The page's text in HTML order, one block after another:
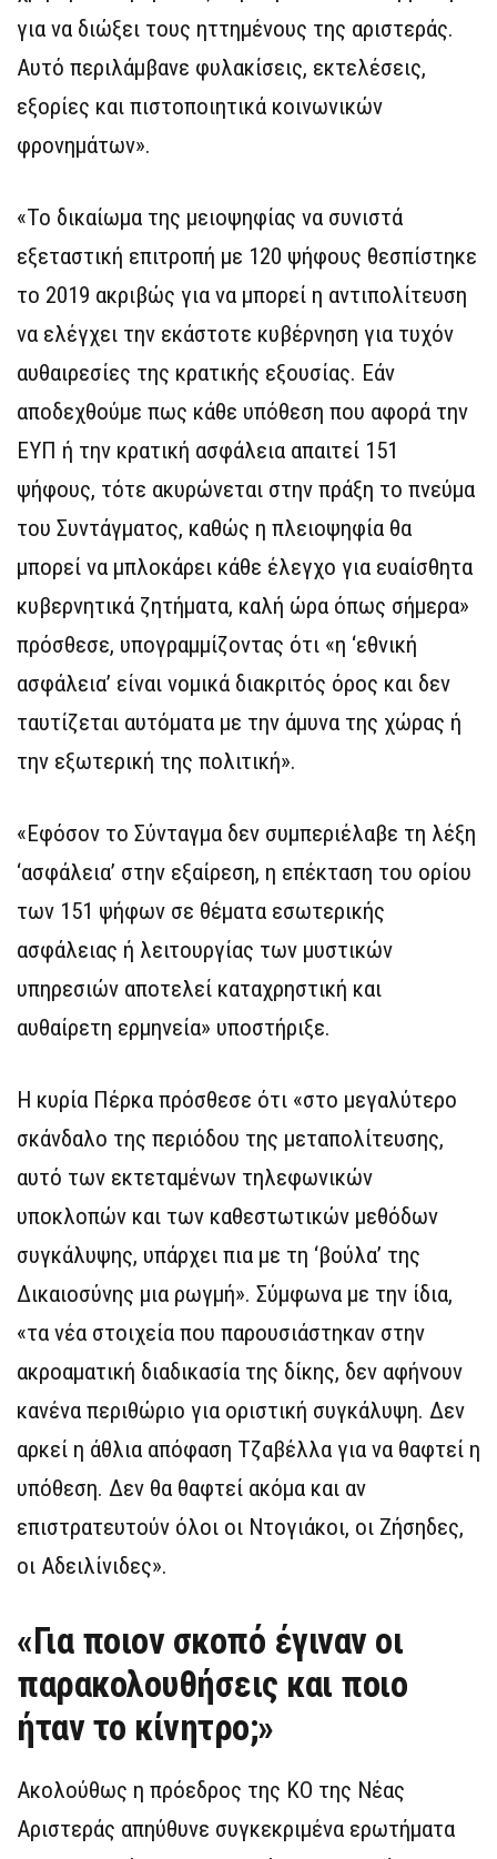
για να διώξει τους ηττημένους της αριστεράς.
Αυτό περιλάμβανε φυλακίσεις, εκτελέσεις,
εξορίες και πιστοποιητικά κοινωνικών
φρονημάτων».
«Το δικαίωμα της μειοψηφίας να συνιστά
εξεταστική επιτροπή με 120 ψήφους θεσπίστηκε
το 2019 ακριβώς για να μπορεί η αντιπολίτευση
να ελέγχει την εκάστοτε κυβέρνηση για τυχόν
αυθαιρεσίες της κρατικής εξουσίας. Εάν
αποδεχθούμε πως κάθε υπόθεση που αφορά την
ΕΥΠ ή την κρατική ασφάλεια απαιτεί 151
ψήφους, τότε ακυρώνεται στην πράξη το πνεύμα
του Συντάγματος, καθώς η πλειοψηφία θα
μπορεί να μπλοκάρει κάθε έλεγχο για ευαίσθητα
κυβερνητικά ζητήματα, καλή ώρα όπως σήμερα»
πρόσθεσε, υπογραμμίζοντας ότι «η ‘εθνική
ασφάλεια’ είναι νομικά διακριτός όρος και δεν
ταυτίζεται αυτόματα με την άμυνα της χώρας ή
την εξωτερική της πολιτική».
«Εφόσον το Σύνταγμα δεν συμπεριέλαβε τη λέξη
‘ασφάλεια’ στην εξαίρεση, η επέκταση του ορίου
των 151 ψήφων σε θέματα εσωτερικής
ασφάλειας ή λειτουργίας των μυστικών
υπηρεσιών αποτελεί καταχρηστική και
αυθαίρετη ερμηνεία» υποστήριξε.
Η κυρία Πέρκα πρόσθεσε ότι «στο μεγαλύτερο
σκάνδαλο της περιόδου της μεταπολίτευσης,
αυτό των εκτεταμένων τηλεφωνικών
υποκλοπών και των καθεστωτικών μεθόδων
συγκάλυψης, υπάρχει πια με τη ‘βούλα’ της
Δικαιοσύνης μια ρωγμή». Σύμφωνα με την ίδια,
«τα νέα στοιχεία που παρουσιάστηκαν στην
ακροαματική διαδικασία της δίκης, δεν αφήνουν
κανένα περιθώριο για οριστική συγκάλυψη. Δεν
αρκεί η άθλια απόφαση Τζαβέλλα για να θαφτεί η
υπόθεση. Δεν θα θαφτεί ακόμα και αν
επιστρατευτούν όλοι οι Ντογιάκοι, οι Ζήσηδες,
οι Αδειλίνιδες».
«Για ποιον σκοπό έγιναν οι
παρακολουθήσεις και ποιο
ήταν το κίνητρο;»
Ακολούθως η πρόεδρος της ΚΟ της Νέας
Αριστεράς απηύθυνε συγκεκριμένα ερωτήματα